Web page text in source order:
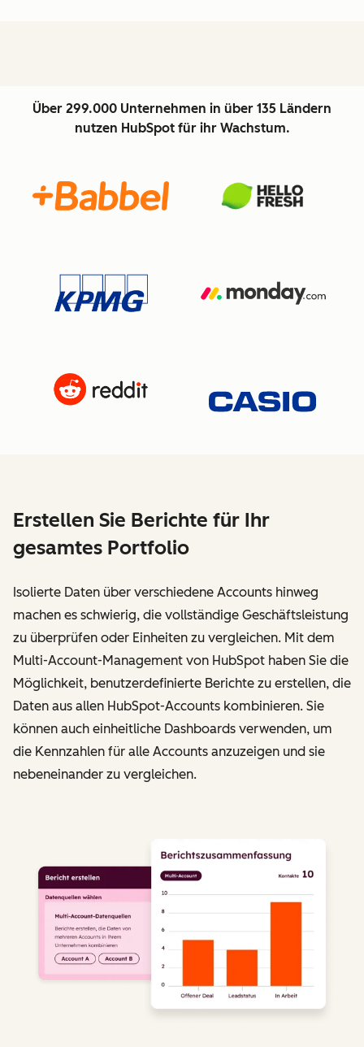
Über 299.000 Unternehmen in über 135 Ländern
nutzen HubSpot für ihr Wachstum.
Erstellen Sie Berichte für Ihr
gesamtes Portfolio
Isolierte Daten über verschiedene Accounts hinweg
machen es schwierig, die vollständige Geschäftsleistung
zu überprüfen oder Einheiten zu vergleichen. Mit dem
Multi-Account-Management von HubSpot haben Sie die
Möglichkeit, benutzerdefinierte Berichte zu erstellen, die
Daten aus allen HubSpot-Accounts kombinieren. Sie
können auch einheitliche Dashboards verwenden, um
die Kennzahlen für alle Accounts anzuzeigen und sie
nebeneinander zu vergleichen.